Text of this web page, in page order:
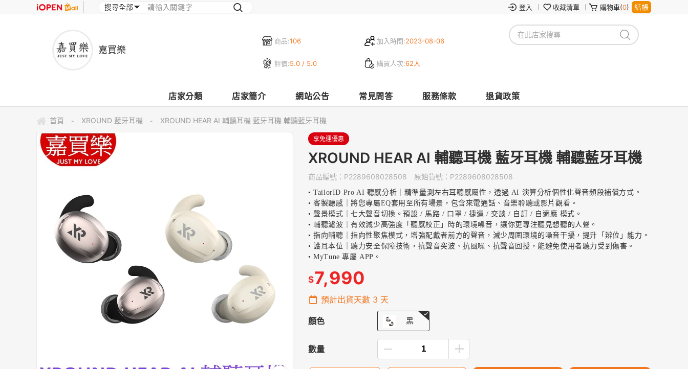
登入 收藏清單 購物車(0) 結帳
商品:106 加入時間:2023-08-06
評價:5.0 / 5.0 購買人次:62人
嘉買樂
店家分類 店家簡介 網站公告 常見問答 服務條款 退貨政策
首頁 - XROUND 藍牙耳機 - XROUND HEAR AI 輔聽耳機 藍牙耳機 輔聽藍牙耳機
享免運優惠
XROUND HEAR AI 輔聽耳機 藍牙耳機 輔聽藍牙耳機
商品編號： P2289608028508 原始貨號： P2289608028508
• TailorID Pro AI 聽感分析｜精準量測左右耳聽感屬性，透過 AI 演算分析個性化聲音頻段補償方式。
• 客製聽感｜將您專屬EQ套用至所有場景，包含來電通話、音樂聆聽或影片觀看。
• 聲景模式｜七大聲音切換。預設 / 馬路 / 口罩 / 捷運 / 交談 / 自訂 / 自適應 模式。
• 輔聽濾波｜有效減少高強度「聽感校正」時的環境噪音，讓你更專注聽見想聽的人聲。
• 指向輔聽｜指向性聚焦模式，增強配戴者前方的聲音，減少周圍環境的噪音干擾，提升「辨位」能力。
• 護耳本位｜聽力安全保障技術，抗聲音突波、抗風噪、抗聲音回授，能避免使用者聽力受到傷害。
• MyTune 專屬 APP。
$7,990
預計出貨天數 3 天
顏色 黑
數量